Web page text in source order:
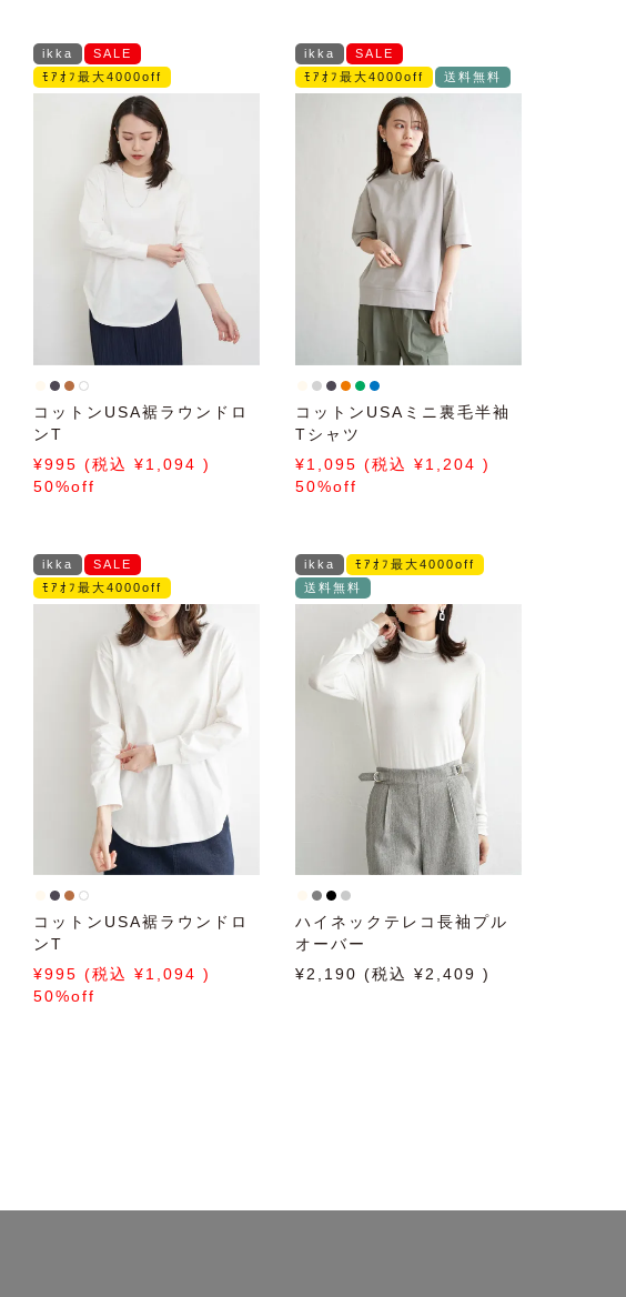
ikka
SALE
ﾓｱｵﾌ最大4000off
コットンUSA裾ラウンドロ
ンT
995
1,094
50%off
ikka
SALE
ﾓｱｵﾌ最大4000off
送料無料
コットンUSAミニ裏毛半袖
Tシャツ
1,095
1,204
50%off
ikka
SALE
ﾓｱｵﾌ最大4000off
コットンUSA裾ラウンドロ
ンT
995
1,094
50%off
ikka
ﾓｱｵﾌ最大4000off
送料無料
ハイネックテレコ長袖プル
オーバー
2,190
2,409